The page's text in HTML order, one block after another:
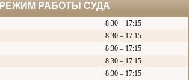
РЕЖИМ РАБОТЫ СУДА
8:30 – 17:15
8:30 – 17:15
8:30 – 17:15
8:30 – 17:15
8:30 – 17:15